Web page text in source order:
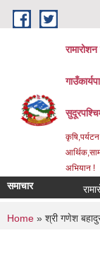
Skip to main content
अभियान !
समाचार
You are
Home » श्री गणेश